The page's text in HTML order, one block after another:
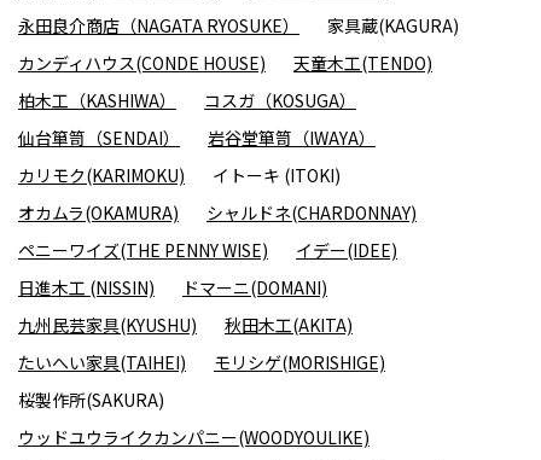
永田良介商店（NAGATA RYOSUKE）
家具蔵(KAGURA)
カンディハウス(CONDE HOUSE)
天童木工(TENDO)
柏木工（KASHIWA）
コスガ（KOSUGA）
仙台箪笥（SENDAI）
岩谷堂箪笥（IWAYA）
カリモク(KARIMOKU)
イトーキ (ITOKI)
オカムラ(OKAMURA)
シャルドネ(CHARDONNAY)
ペニーワイズ(THE PENNY WISE)
イデー(IDEE)
日進木工 (NISSIN)
ドマーニ(DOMANI)
九州民芸家具(KYUSHU)
秋田木工(AKITA)
たいへい家具(TAIHEI)
モリシゲ(MORISHIGE)
桜製作所(SAKURA)
ウッドユウライクカンパニー(WOODYOULIKE)